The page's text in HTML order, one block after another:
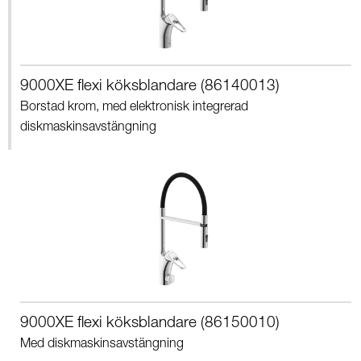
9000XE flexi köksblandare (86140013)
Borstad krom, med elektronisk integrerad
diskmaskinsavstängning
9000XE flexi köksblandare (86150010)
Med diskmaskinsavstängning